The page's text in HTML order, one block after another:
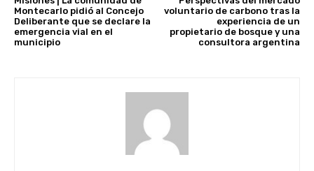
Montecarlo pidió al Concejo
Deliberante que se declare la
emergencia vial en el
municipio
voluntario de carbono tras la
experiencia de un
propietario de bosque y una
consultora argentina